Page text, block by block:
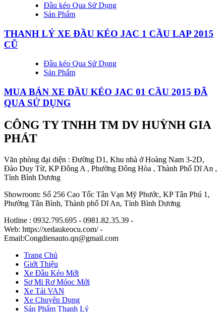
Đầu kéo Qua Sử Dụng
Sản Phẩm
THANH LÝ XE ĐẦU KÉO JAC 1 CẦU LAP 2015
CŨ
Đầu kéo Qua Sử Dụng
Sản Phẩm
MUA BÁN XE ĐẦU KÉO JAC 01 CẦU 2015 ĐÃ
QUA SỬ DỤNG
CÔNG TY TNHH TM DV HUỲNH GIA
PHÁT
Văn phòng đại diện : Đường D1, Khu nhà ở Hoàng Nam 3-2D,
Đào Duy Từ, KP Đông A , Phường Đông Hòa , Thành Phố Dĩ An ,
Tỉnh Bình Dương
Showroom: Số 256 Cao Tốc Tân Vạn Mỹ Phước, KP Tân Phú 1,
Phường Tân Bình, Thành phố Dĩ An, Tỉnh Bình Dương
Hotline : 0932.795.695 - 0981.82.35.39 -
Web: https://xedaukeocu.com/ -
Email:Congdienauto.qn@gmail.com
Trang Chủ
Giới Thiệu
Xe Đầu Kéo Mới
Sơ Mi Rơ Móoc Mới
Xe Tải VAN
Xe Chuyên Dụng
Sản Phẩm Thanh Lý